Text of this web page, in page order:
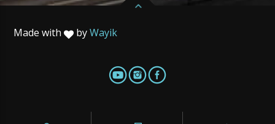
Made with byWayik